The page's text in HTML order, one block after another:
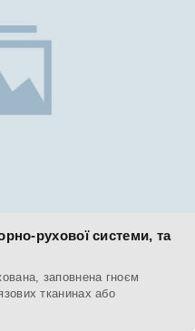
рухової системи, та
заповнена гноєм
тканинах або